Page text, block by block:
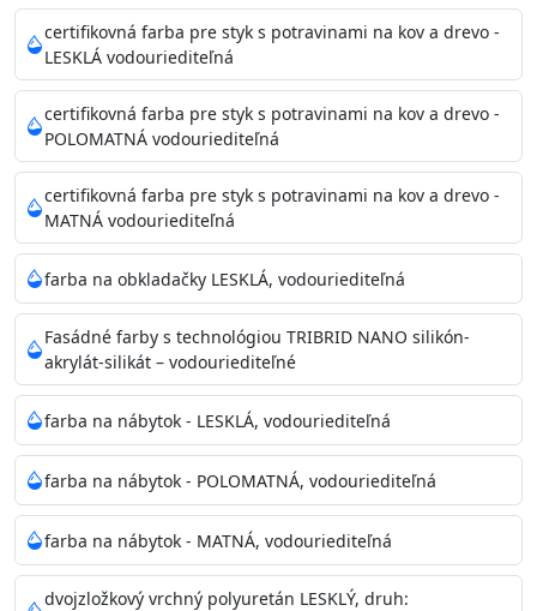
menej kvalitnými farbami
vždy penetrujte. Odporúčané penetračné nátery
Acrylan Unco, Gypsum board alebo Vitex Primer 100% a
na škvrny použite Blanco eco
riediteľné vodou.
Skladovanie
48 mesiacov v orig. uzavretých obaloch medzi 5°C až
25°C
certifikovná farba pre styk s potravinami na kov a drevo -
LESKLÁ vodouriediteľná
certifikovná farba pre styk s potravinami na kov a drevo -
POLOMATNÁ vodouriediteľná
certifikovná farba pre styk s potravinami na kov a drevo -
MATNÁ vodouriediteľná
farba na obkladačky LESKLÁ, vodouriediteľná
Fasádné farby s technológiou TRIBRID NANO silikón-
akrylát-silikát – vodouriediteľné
farba na nábytok - LESKLÁ, vodouriediteľná
farba na nábytok - POLOMATNÁ, vodouriediteľná
farba na nábytok - MATNÁ, vodouriediteľná
dvojzložkový vrchný polyuretán LESKLÝ, druh: